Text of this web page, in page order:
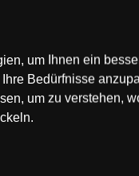
um Ihnen ein
Bedürfnisse
um zu verstehen,